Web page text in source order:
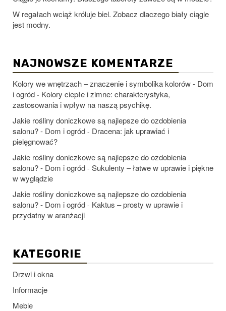
W regałach wciąż króluje biel. Zobacz dlaczego biały ciągle
jest modny.
NAJNOWSZE KOMENTARZE
Kolory we wnętrzach – znaczenie i symbolika kolorów - Dom
i ogród - Kolory ciepłe i zimne: charakterystyka,
zastosowania i wpływ na naszą psychikę.
Jakie rośliny doniczkowe są najlepsze do ozdobienia
salonu? - Dom i ogród - Dracena: jak uprawiać i
pielęgnować?
Jakie rośliny doniczkowe są najlepsze do ozdobienia
salonu? - Dom i ogród - Sukulenty – łatwe w uprawie i piękne
w wyglądzie
Jakie rośliny doniczkowe są najlepsze do ozdobienia
salonu? - Dom i ogród - Kaktus – prosty w uprawie i
przydatny w aranżacji
KATEGORIE
Drzwi i okna
Informacje
Meble